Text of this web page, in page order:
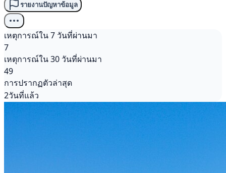
รายงานปัญหาข้อมูล
เหตุการณ์ใน 7 วันที่ผ่านมา
7
เหตุการณ์ใน 30 วันที่ผ่านมา
49
การปรากฏตัวล่าสุด
2วันที่แล้ว